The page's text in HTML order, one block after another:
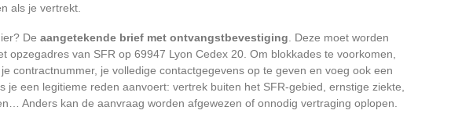
als je vertrekt.
De aangetekende brief met ontvangstbevestiging . Deze moet worden
opzegadres van SFR op 69947 Lyon Cedex 20. Om blokkades te voorkomen,
contractnummer, je volledige contactgegevens op te geven en voeg ook een
je een legitieme reden aanvoert: vertrek buiten het SFR-gebied, ernstige ziekte,
Anders kan de aanvraag worden afgewezen of onnodig vertraging oplopen.